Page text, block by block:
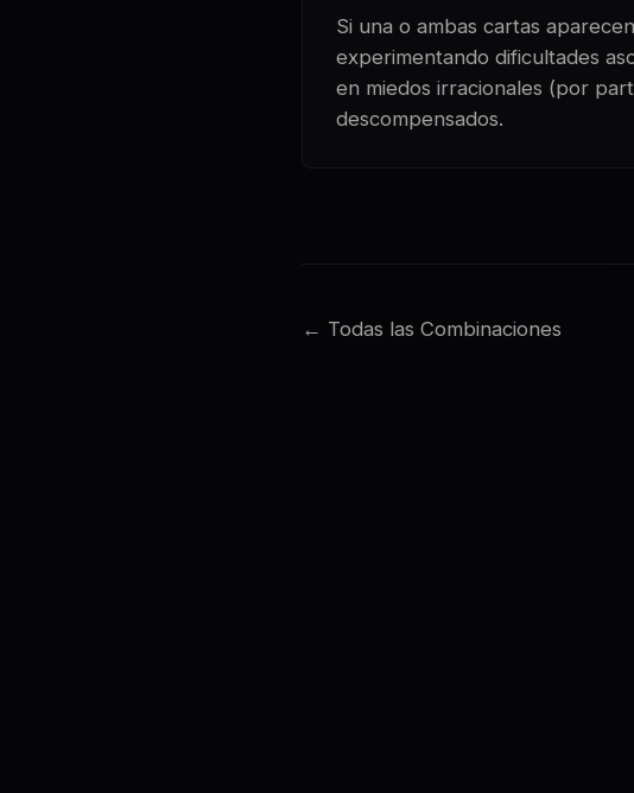
Si una o ambas cartas
experimentando dificultades
en miedos irracionales (por
descompensados.
← Todas las Combinaciones